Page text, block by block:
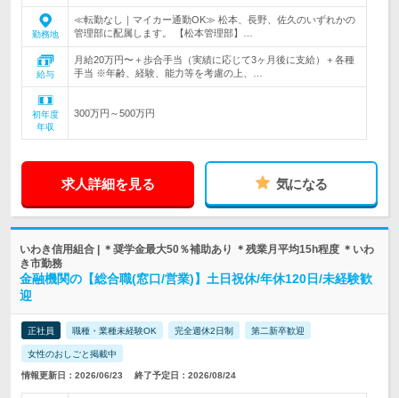
勤務地
≪転勤なし｜マイカー通勤OK≫ 松本、長野、佐久のいずれかの
管理部に配属します。 【松本管理部】…
給与
月給20万円〜＋歩合手当（実績に応じて3ヶ月後に支給）＋各種
手当 ※年齢、経験、能力等を考慮の上、…
初年度
年収
300万円～500万円
求人詳細を見る 気になる
いわき信用組合 | ＊奨学金最大50％補助あり ＊残業月平均15h程度 ＊いわ
き市勤務
金融機関の【総合職(窓口/営業)】土日祝休/年休120日/未経験歓
迎
正社員 職種・業種未経験OK 完全週休2日制 第二新卒歓迎
女性のおしごと掲載中
情報更新日：2026/06/23 終了予定日：2026/08/24